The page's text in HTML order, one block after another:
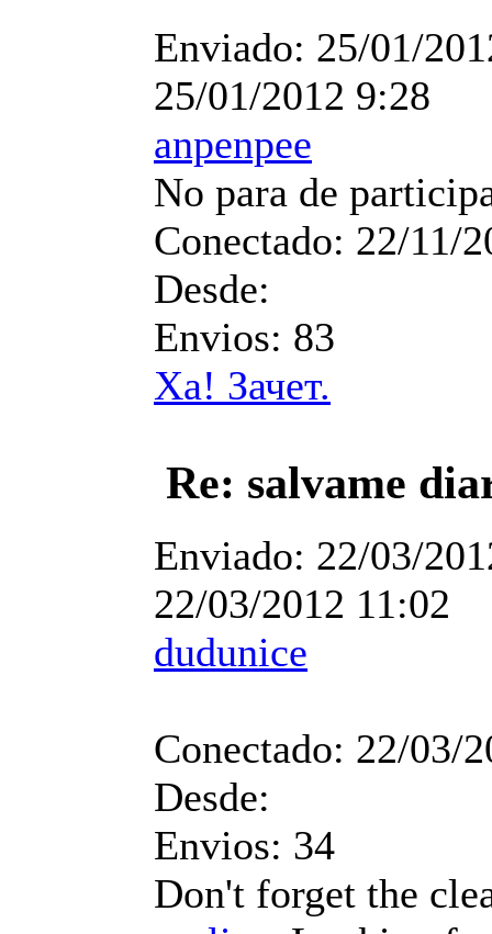
Enviado: 25/01/
25/01/2012 9:28
anpenpee
No para de
Conectado: 22/11/
Desde:
Envios: 83
Ха! Зачет.
Re: salvame
Enviado: 22/03/
22/03/2012 11:02
dudunice
Conectado: 22/03/
Desde:
Envios: 34
Don't forget the